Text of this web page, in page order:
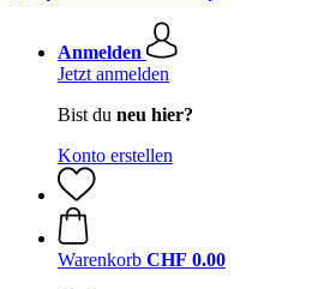
Anmelden
Jetzt anmelden
Bist du neu hier?
Konto erstellen
Warenkorb CHF 0.00